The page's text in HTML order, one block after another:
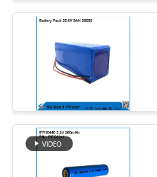
Ess-
Speicher-